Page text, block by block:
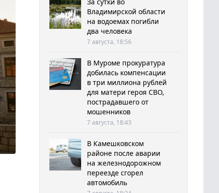
Владимирской области
на водоемах погибли
два человека
7 августа, 18:56
В Муроме прокуратура
добилась компенсации
в три миллиона рублей
для матери героя СВО,
пострадавшего от
мошенников
7 августа, 18:43
В Камешковском
районе после аварии
на железнодорожном
переезде сгорел
автомобиль